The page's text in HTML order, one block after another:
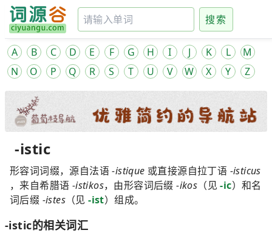
搜索
A B C D E F G H I J K L
M
N
O P Q R S T U V W X Y Z
-istic
形容词词缀，源自法语-istique 或直接源自拉丁语 -isticus
，来自希腊语 -istikos，由形容词后缀-ikos （见-ic）和名
词后缀 -istes （见-ist）组成。
-istic的相关词汇